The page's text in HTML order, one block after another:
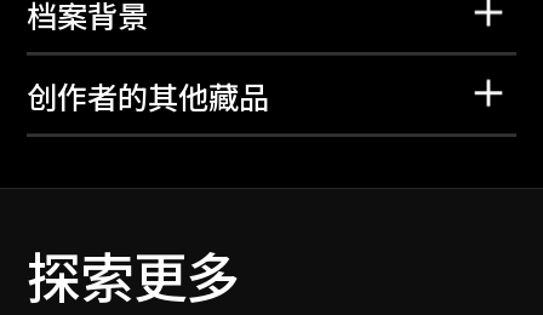
档案背景
创作者的其他藏品
探索更多